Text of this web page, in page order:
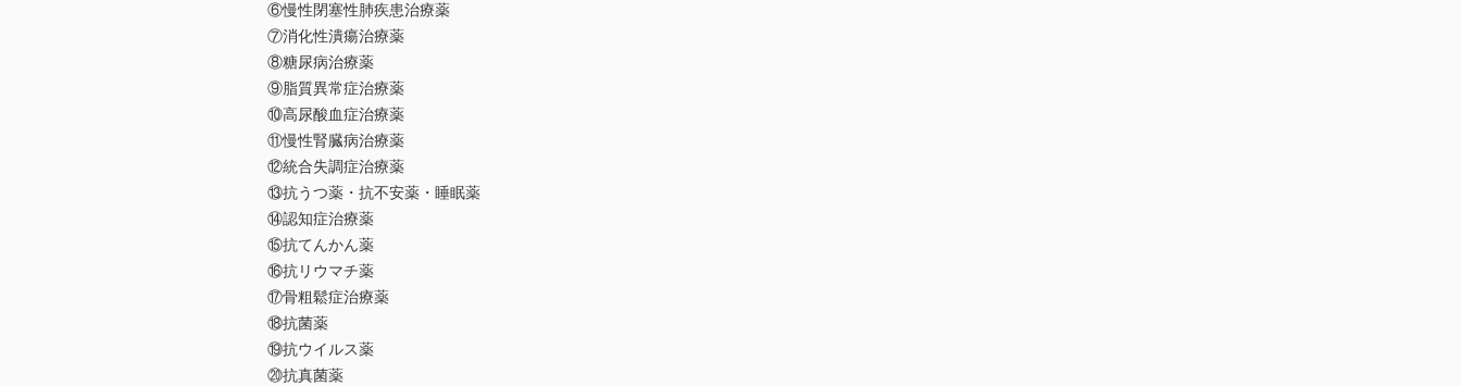
⑥慢性閉塞性肺疾患治療薬
⑦消化性潰瘍治療薬
⑧糖尿病治療薬
⑨脂質異常症治療薬
⑩高尿酸血症治療薬
⑪慢性腎臓病治療薬
⑫統合失調症治療薬
⑬抗うつ薬・抗不安薬・睡眠薬
⑭認知症治療薬
⑮抗てんかん薬
⑯抗リウマチ薬
⑰骨粗鬆症治療薬
⑱抗菌薬
⑲抗ウイルス薬
⑳抗真菌薬